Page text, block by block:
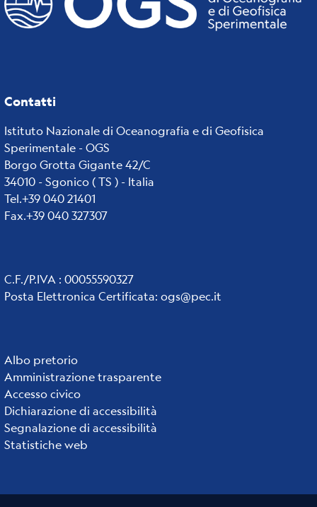
Contatti
Istituto Nazionale di Oceanografia e di Geofisica
Sperimentale - OGS
Borgo Grotta Gigante 42/C
34010 - Sgonico ( TS ) - Italia
Tel.+39 040 21401
Fax.+39 040 327307
C.F./P.IVA : 00055590327
Posta Elettronica Certificata: ogs@pec.it
Institute
links
Albo pretorio
Amministrazione trasparente
Accesso civico
Dichiarazione di accessibilità
Segnalazione di accessibilità
Statistiche web